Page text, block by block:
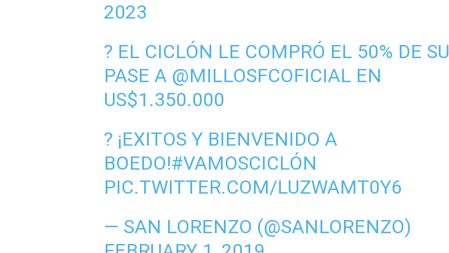
2023
? EL CICLÓN LE COMPRÓ EL 50% DE SU
PASE A @MILLOSFCOFICIAL EN
US$1.350.000
? ¡EXITOS Y BIENVENIDO A
BOEDO!#VAMOSCICLÓN
PIC.TWITTER.COM/LUZWAMT0Y6
— SAN LORENZO (@SANLORENZO)